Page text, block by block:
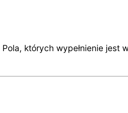
Pola, których wypełnienie jest